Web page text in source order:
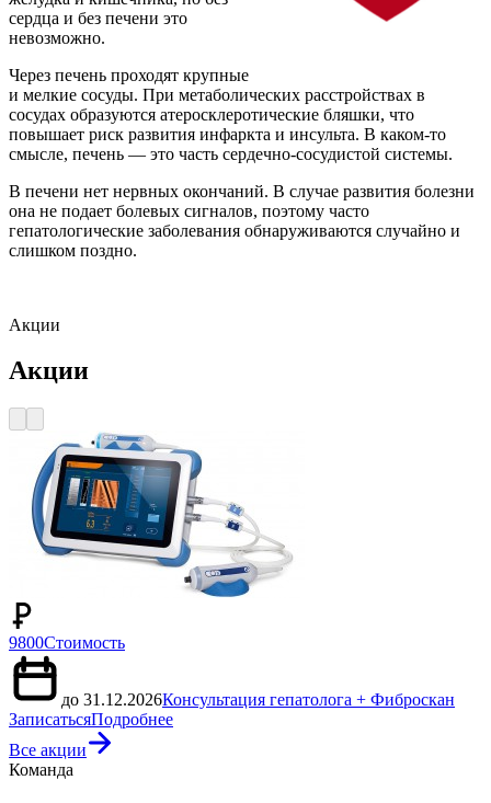
сердца и без печени это
невозможно.
Через печень проходят крупные
и мелкие сосуды. При метаболических расстройствах в
сосудах образуются атеросклеротические бляшки, что
повышает риск развития инфаркта и инсульта. В каком-то
смысле, печень — это часть сердечно-сосудистой системы.
В печени нет нервных окончаний. В случае развития болезни
она не подает болевых сигналов, поэтому часто
гепатологические заболевания обнаруживаются случайно и
слишком поздно.
Акции
Акции
9800Стоимость
до 31.12.2026Консультация гепатолога + Фиброскан
ЗаписатьсяПодробнее
Все акции
Команда